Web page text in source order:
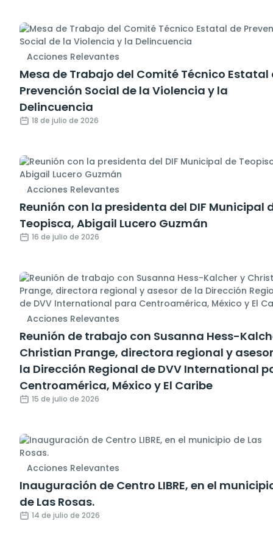
Acciones Relevantes
Mesa de Trabajo del Comité Técnico Estatal
Prevención Social de la Violencia y la
Delincuencia
18 de julio de 2026
Acciones Relevantes
Reunión con la presidenta del DIF Municipal
Teopisca, Abigail Lucero Guzmán
16 de julio de 2026
Acciones Relevantes
Reunión de trabajo con Susanna Hess-
Christian Prange, directora regional y
la Dirección Regional de DVV International
Centroamérica, México y El Caribe
15 de julio de 2026
Acciones Relevantes
Inauguración de Centro LIBRE, en el
de Las Rosas.
14 de julio de 2026